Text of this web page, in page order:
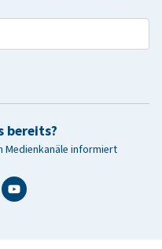
bereits?
Medienkanäle informiert